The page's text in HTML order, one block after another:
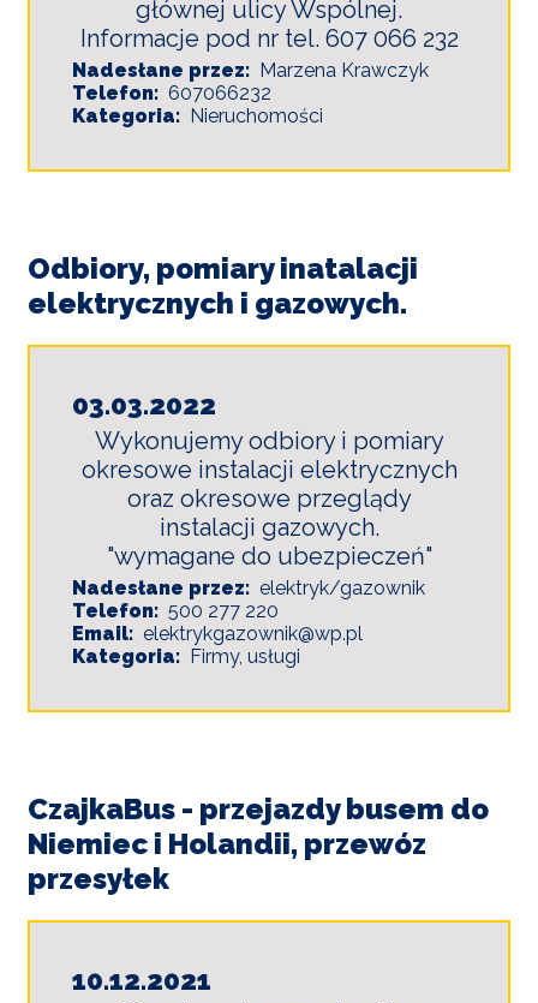
głównej ulicy Wspólnej.
Informacje pod nr tel. 607 066 232
Nadesłane przez
Marzena Krawczyk
Telefon
607066232
Kategoria
Nieruchomości
Odbiory, pomiary inatalacji
elektrycznych i gazowych.
03.03.2022
Wykonujemy odbiory i pomiary
okresowe instalacji elektrycznych
oraz okresowe przeglądy
instalacji gazowych.
"wymagane do ubezpieczeń"
Nadesłane przez
elektryk/gazownik
Telefon
500 277 220
Email
elektrykgazownik@wp.pl
Kategoria
Firmy, usługi
CzajkaBus - przejazdy busem do
Niemiec i Holandii, przewóz
przesyłek
10.12.2021